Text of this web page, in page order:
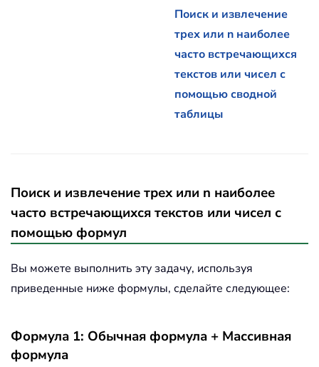
Поиск и извлечение
трех или n наиболее
часто встречающихся
текстов или чисел с
помощью сводной
таблицы
Поиск и извлечение трех или n наиболее
часто встречающихся текстов или чисел с
помощью формул
Вы можете выполнить эту задачу, используя
приведенные ниже формулы, сделайте следующее:
Формула 1: Обычная формула + Массивная
формула